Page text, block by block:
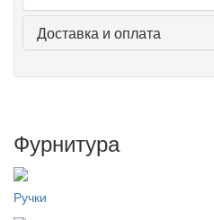
Доставка и оплата
Фурнитура
Ручки